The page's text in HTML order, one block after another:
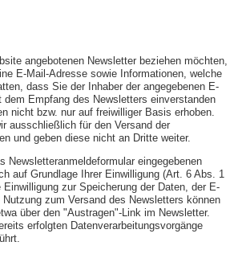
angebotenen Newsletter beziehen möchten,
E-Mail-Adresse sowie Informationen, welche
dass Sie der Inhaber der angegebenen E-
dem Empfang des Newsletters einverstanden
nicht bzw. nur auf freiwilliger Basis erhoben.
ausschließlich für den Versand der
und geben diese nicht an Dritte weiter.
Newsletteranmeldeformular eingegebenen
auf Grundlage Ihrer Einwilligung (Art. 6 Abs. 1
zur Speicherung der Daten, der E-
zum Versand des Newsletters können
über den "Austragen"-Link im Newsletter.
erfolgten Datenverarbeitungsvorgänge